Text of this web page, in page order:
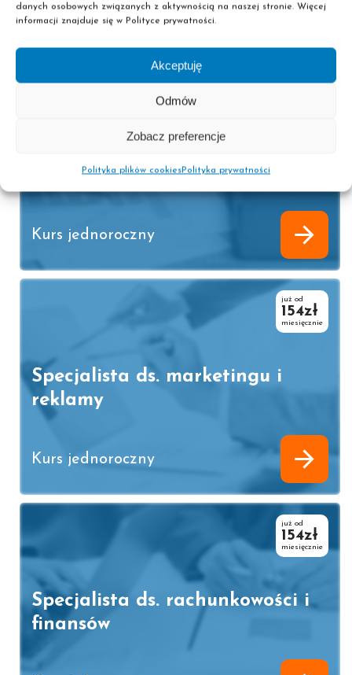
danych osobowych związanych z aktywnością na naszej stronie. Więcej
informacji znajduje się w Polityce prywatności.
Akceptuję
Odmów
Zobacz preferencje
Polityka plików cookiesPolityka prywatności
Kurs jednoroczny
169zł
Specjalista ds. kadr i płac
Kurs jednoroczny
już od
154zł
miesięcznie
Specjalista ds. marketingu i
reklamy
Kurs jednoroczny
już od
154zł
miesięcznie
Specjalista ds. rachunkowości i
finansów